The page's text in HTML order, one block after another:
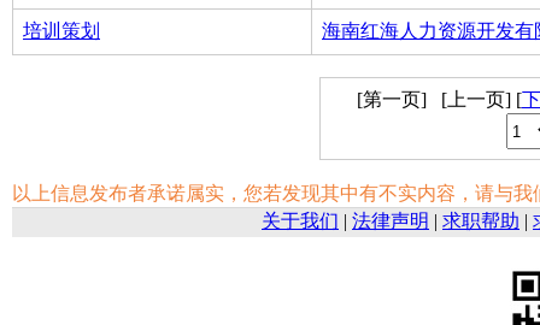
培训策划 海南红海人力资源开发有
[第一页] [上一页] [
以上信息发布者承诺属实，您若发现其中有不实内容，请与
关于我们 | 法律声明 | 求职帮助 |